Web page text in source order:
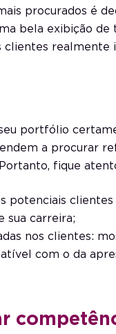
procurados é
bela exibição
realmente
portfólio
a procurar
fique
potenciais
sua carreira;
nos clientes:
com o da